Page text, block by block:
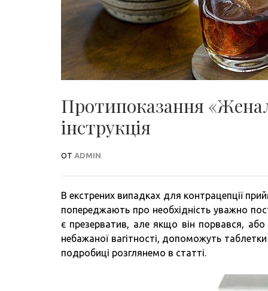
Протипоказання
інструкція
ОТ ADMIN
В екстрених випадках для контрацепції
попереджають про необхідність уважно
є презерватив, але якщо він порвався,
небажаної вагітності, допоможуть
подробиці розглянемо в статті.